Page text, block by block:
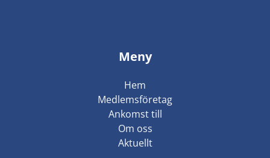
Meny
Hem
Medlemsföretag
Ankomst till
Om oss
Aktuellt